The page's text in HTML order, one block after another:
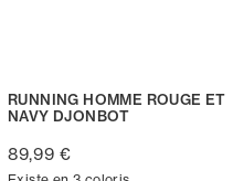
RUNNING HOMME ROUGE ET
NAVY DJONBOT
89,99 €